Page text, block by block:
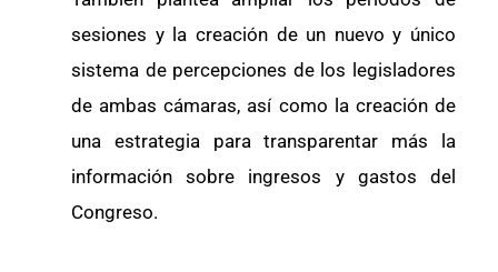
sesiones y la creación de un nuevo y único
sistema de percepciones de los legisladores
de ambas cámaras, así como la creación de
una estrategia para transparentar más la
información sobre ingresos y gastos del
Congreso.